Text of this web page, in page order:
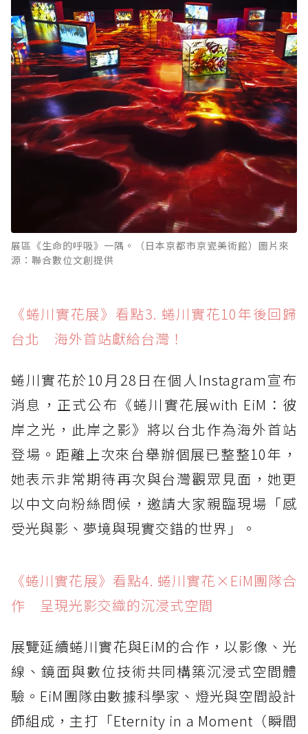
展區《生命的呼吸》一隅。（日本京都市京瓷美術館）圖片來
源：聯合數位文創提供
《蜷川實花展》看點3. 蜷川實花10年後回歸
台北 海外首站獻給台灣！
蜷川實花於10月28日在個人Instagram宣布
消息，正式公布《蜷川實花展with EiM：彼
岸之光，此岸之影》將以台北作為海外首站
登場。距離上次來台舉辦個展已整整10年，
她表示非常期待再次與台灣觀眾見面，她更
以中文向粉絲問候，邀請大家親臨現場「感
受光與影、夢境與現實交錯的世界」。
《蜷川實花展》看點4. 蜷川實花×EiM團隊合
作 呈現光影交織的沉浸式空間
展覽延續蜷川實花與EiM的合作，以影像、光
線、鏡面與數位技術共同構築沉浸式空間體
驗。EiM團隊由數據科學家、燈光與空間設計
師組成，主打「Eternity in a Moment（瞬間